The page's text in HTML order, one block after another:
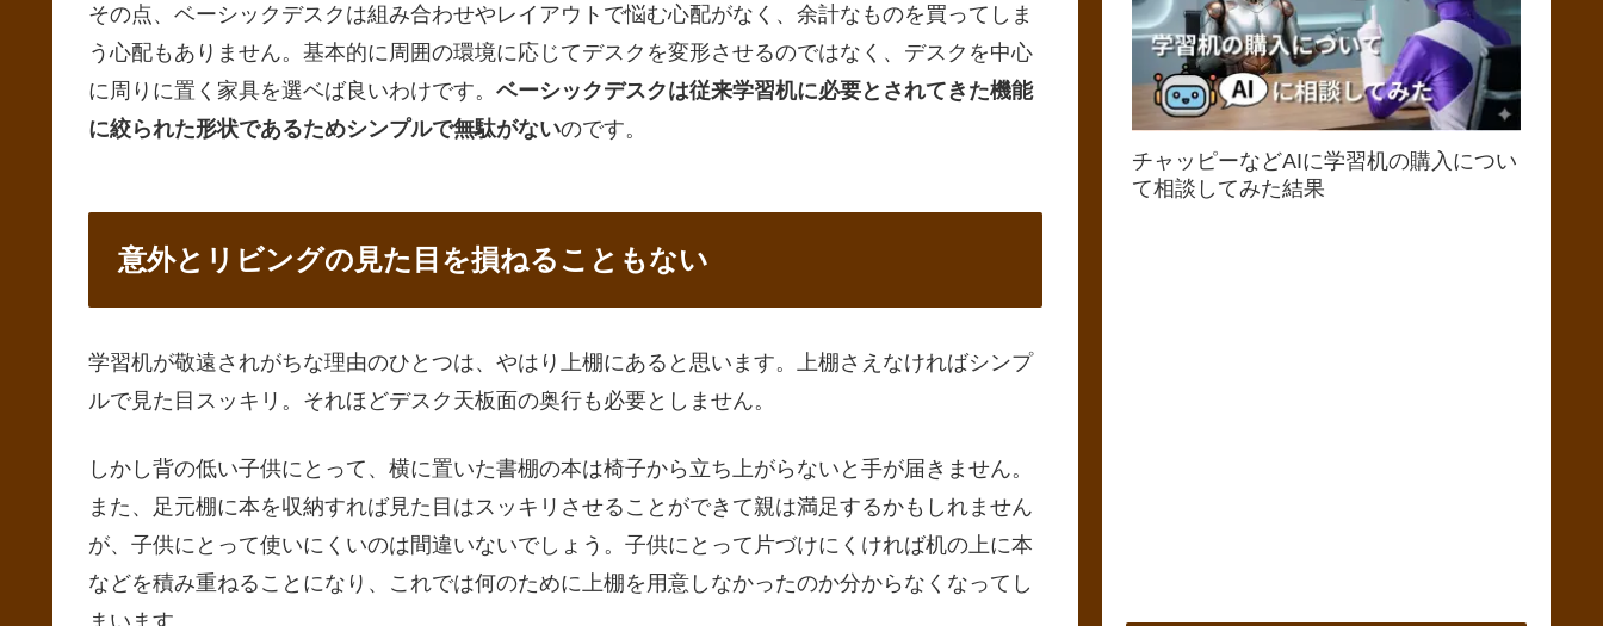
その点、ベーシックデスクは組み合わせやレイアウトで悩む心配がなく、余計なものを買ってしま
う心配もありません。基本的に周囲の環境に応じてデスクを変形させるのではなく、デスクを中心
に周りに置く家具を選ベば良いわけです。 ベーシックデスクは従来学習机に必要とされてきた機能
に絞られた形状であるためシンプルで無駄がないのです。
意外とリビングの見た目を損ねることもない
学習机が敬遠されがちな理由のひとつは、やはり上棚にあると思います。上棚さえなければシンプ
ルで見た目スッキリ。それほどデスク天板面の奥行も必要としません。
しかし背の低い子供にとって、横に置いた書棚の本は椅子から立ち上がらないと手が届きません。
また、足元棚に本を収納すれば見た目はスッキリさせることができて親は満足するかもしれません
が、子供にとって使いにくいのは間違いないでしょう。子供にとって片づけにくければ机の上に本
などを積み重ねることになり、これでは何のために上棚を用意しなかったのか分からなくなってし
まいます。
チャッピーなどAIに学習机の購入につい
て相談してみた結果